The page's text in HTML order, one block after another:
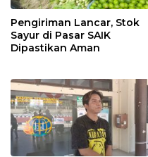
Pengiriman Lancar, Stok
Sayur di Pasar SAIK
Dipastikan Aman